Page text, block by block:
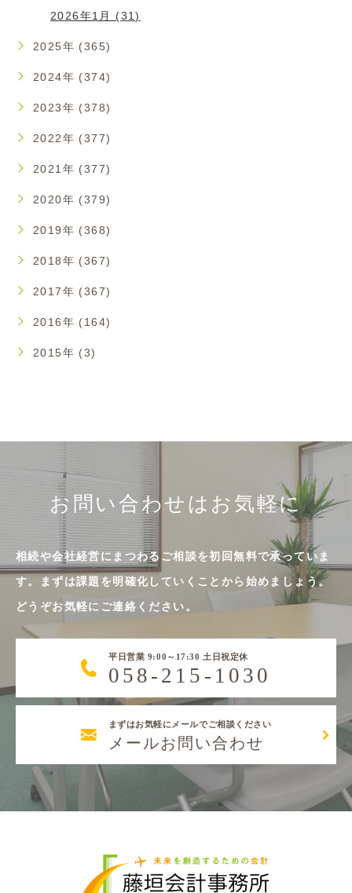
2026年1月 (31)
2025年 (365)
2024年 (374)
2023年 (378)
2022年 (377)
2021年 (377)
2020年 (379)
2019年 (368)
2018年 (367)
2017年 (367)
2016年 (164)
2015年 (3)
お問い合わせはお気軽に
相続や会社経営にまつわるご相談を初回無料で承っていま
す。まずは課題を明確化していくことから始めましょう。
どうぞお気軽にご連絡ください。
平日営業 9:00～17:30 土日祝定休
058-215-1030
まずはお気軽にメールでご相談ください
メールお問い合わせ